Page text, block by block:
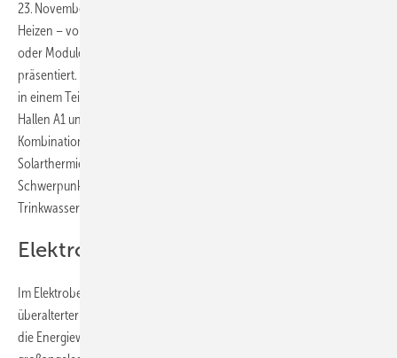
23. November 2024 in der Hamburg Messe. Das Thema elektrifiziertes
Heizen – von einzelnen Komponenten bis zu kompletten Systemen
oder Modulen – wird auf dem gesamten Gelände der Fachmesse
präsentiert. Der Elektrobereich stellt kompakt in den Hallen B5, B7 und
in einem Teil der Halle B6 (Licht) aus, Heizungstechnik wird in den
Hallen A1 und A4 präsentiert. Im Fokus stehen insbesondere
Kombinationsmöglichkeiten von Wärmepumpe, Photovoltaik und
Solarthermie sowie deren optimales Zusammenspiel mit Speichern.
Schwerpunkte in der Halle B6 sind die Sanitärtechnik und die
Trinkwasserhygiene.
Elektroanlagen sind oft überaltert
Im Elektrobereich stehen auch Lösungen zur Modernisierung
überalterter Elektroanlagen in Bestandsgebäuden im Fokus. Damit sie
die Energiewende in Deutschland nicht hemmen, ist eine